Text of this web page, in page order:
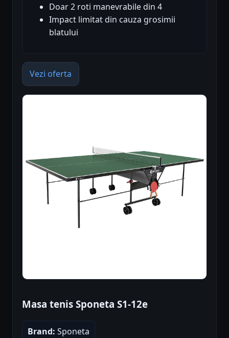
Doar 2 roti manevrabile din 4
Impact limitat din cauza grosimii
blatului
Vezi oferta
Masa tenis Sponeta S1-12e
Brand: Sponeta